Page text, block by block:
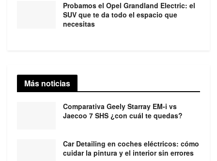
Probamos el Opel Grandland Electric: el
SUV que te da todo el espacio que
necesitas
Más noticias
Comparativa Geely Starray EM-i vs
Jaecoo 7 SHS ¿con cuál te quedas?
Car Detailing en coches eléctricos: cómo
cuidar la pintura y el interior sin errores